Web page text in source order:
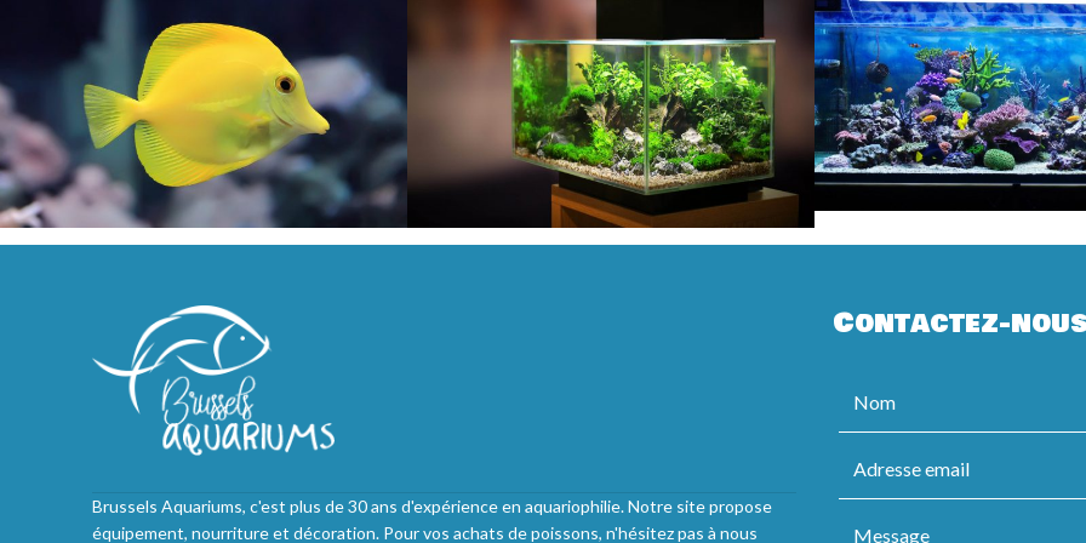
Brussels Aquariums, c'est plus de 30 ans d'expérience en aquariophilie. Notre site propose
équipement, nourriture et décoration. Pour vos achats de poissons, n'hésitez pas à nous
Contactez-